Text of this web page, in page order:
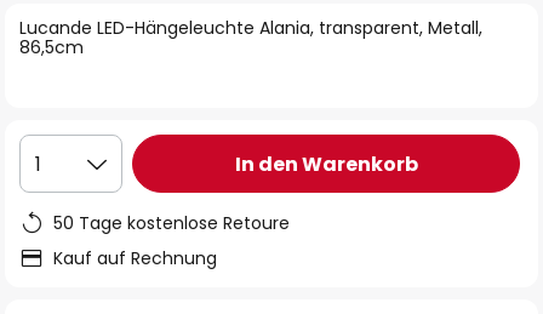
Lucande LED-Hängeleuchte Alania, transparent, Metall,
86,5cm
1 In den Warenkorb
50 Tage kostenlose Retoure
Kauf auf Rechnung